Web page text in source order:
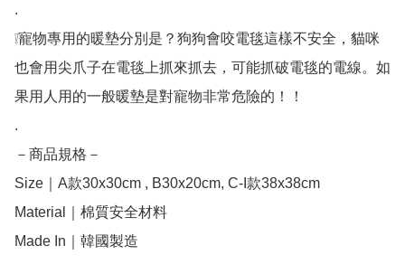
.
❕寵物專用的暖墊分別是？狗狗會咬電毯這樣不安全，貓咪
也會用尖爪子在電毯上抓來抓去，可能抓破電毯的電線。如
果用人用的一般暖墊是對寵物非常危險的！！
.
－商品規格－
Size｜A款30x30cm , B30x20cm, C-I款38x38cm
Material｜棉質安全材料
Made In｜韓國製造